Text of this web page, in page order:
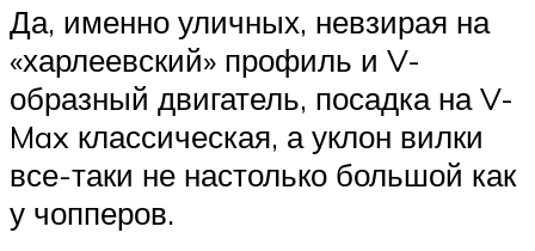
Да, именно уличных, невзирая на
«харлеевский» профиль и V-
образный двигатель, посадка на V-
Max классическая, а уклон вилки
все-таки не настолько большой как
у чопперов.